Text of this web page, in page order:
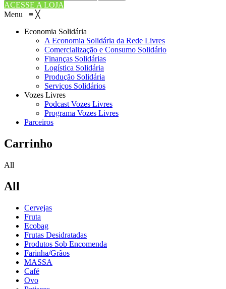
ACESSE A LOJA
Menu ≡ ╳
Economia Solidária
A Economia Solidária da Rede Livres
Comercialização e Consumo Solidário
Finanças Solidárias
Logística Solidária
Produção Solidária
Serviços Solidários
Vozes Livres
Podcast Vozes Livres
Programa Vozes Livres
Parceiros
Carrinho
All
All
Cervejas
Fruta
Ecobag
Frutas Desidratadas
Produtos Sob Encomenda
Farinha/Grãos
MASSA
Café
Ovo